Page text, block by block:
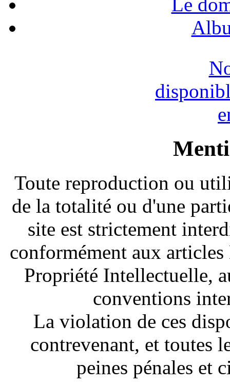
Toute reproduction ou
de la totalité ou d'une
site est strictement
conformément aux
Propriété Intellectuelle,
conventions
La violation de ces
contrevenant, et toutes
peines pénales et